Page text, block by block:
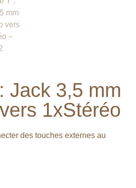
Jack 3,5 mm
1xStéréo
des touches externes au